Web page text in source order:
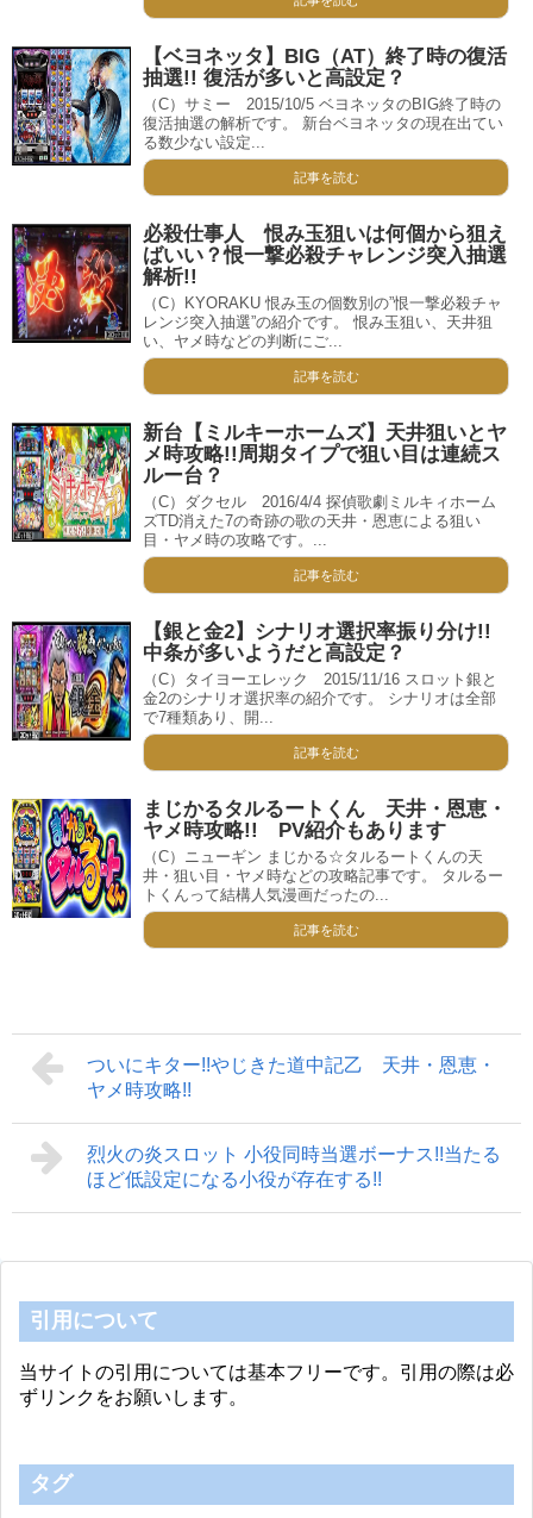
【ベヨネッタ】BIG（AT）終了時の復活
抽選!! 復活が多いと高設定？
（C）サミー 2015/10/5 ベヨネッタのBIG終了時の
復活抽選の解析です。 新台ベヨネッタの現在出てい
る数少ない設定...
記事を読む
必殺仕事人 恨み玉狙いは何個から狙え
ばいい？恨一撃必殺チャレンジ突入抽選
解析!!
（C）KYORAKU 恨み玉の個数別の”恨一撃必殺チャ
レンジ突入抽選”の紹介です。 恨み玉狙い、天井狙
い、ヤメ時などの判断にご...
記事を読む
新台【ミルキーホームズ】天井狙いとヤ
メ時攻略!!周期タイプで狙い目は連続ス
ルー台？
（C）ダクセル 2016/4/4 探偵歌劇ミルキィホーム
ズTD消えた7の奇跡の歌の天井・恩恵による狙い
目・ヤメ時の攻略です。...
記事を読む
【銀と金2】シナリオ選択率振り分け!!
中条が多いようだと高設定？
（C）タイヨーエレック 2015/11/16 スロット銀と
金2のシナリオ選択率の紹介です。 シナリオは全部
で7種類あり、開...
記事を読む
まじかるタルるートくん 天井・恩恵・
ヤメ時攻略!! PV紹介もあります
（C）ニューギン まじかる☆タルるートくんの天
井・狙い目・ヤメ時などの攻略記事です。 タルるー
トくんって結構人気漫画だったの...
記事を読む
ついにキター!!やじきた道中記乙 天井・恩恵・
ヤメ時攻略!!
烈火の炎スロット 小役同時当選ボーナス!!当たる
ほど低設定になる小役が存在する!!
引用について
当サイトの引用については基本フリーです。引用の際は必
ずリンクをお願いします。
タグ